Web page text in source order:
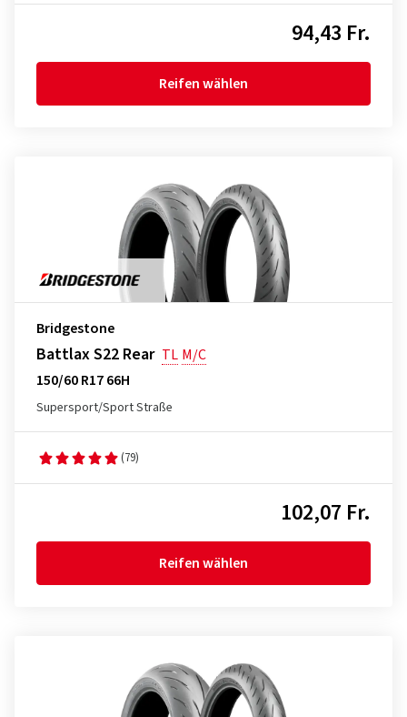
94,43 Fr.
Reifen wählen
Bridgestone
Battlax S22 Rear TL M/C
150/60 R17 66H
Supersport/Sport Straße
(79)
102,07 Fr.
Reifen wählen